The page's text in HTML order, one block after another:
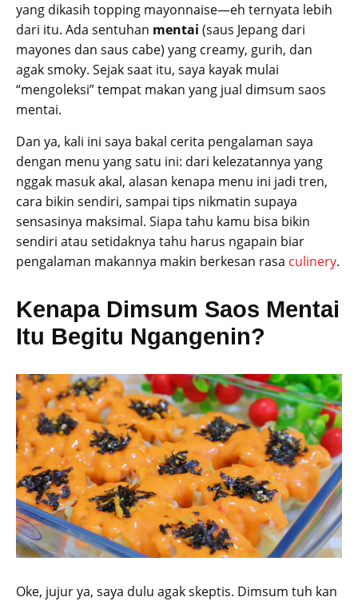
yang dikasih topping mayonnaise—eh ternyata lebih
dari itu. Ada sentuhan mentai (saus Jepang dari
mayones dan saus cabe) yang creamy, gurih, dan
agak smoky. Sejak saat itu, saya kayak mulai
“mengoleksi” tempat makan yang jual dimsum saos
mentai.
Dan ya, kali ini saya bakal cerita pengalaman saya
dengan menu yang satu ini: dari kelezatannya yang
nggak masuk akal, alasan kenapa menu ini jadi tren,
cara bikin sendiri, sampai tips nikmatin supaya
sensasinya maksimal. Siapa tahu kamu bisa bikin
sendiri atau setidaknya tahu harus ngapain biar
pengalaman makannya makin berkesan rasa culinery.
Kenapa Dimsum Saos Mentai
Itu Begitu Ngangenin?
Oke, jujur ya, saya dulu agak skeptis. Dimsum tuh kan